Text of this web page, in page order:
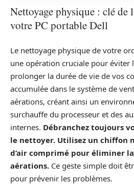
Nettoyage physique : clé de
votre PC portable Dell
Le nettoyage physique de votre
une opération cruciale pour éviter
prolonger la durée de vie de vos
accumulée dans le système de
aérations, créant ainsi un
surchauffe du processeur et des
internes. Débranchez toujours
le nettoyer. Utilisez un chiffon
d’air comprimé pour éliminer
aérations. Ce geste simple doit
pour prévenir les problèmes.